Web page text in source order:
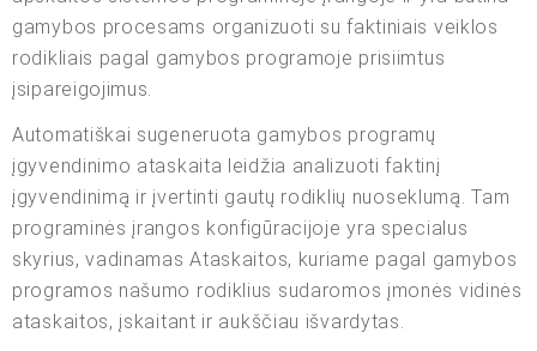
gamybos procesams organizuoti su faktiniais veiklos
rodikliais pagal gamybos programoje prisiimtus
įsipareigojimus.
Automatiškai sugeneruota gamybos programų
įgyvendinimo ataskaita leidžia analizuoti faktinį
įgyvendinimą ir įvertinti gautų rodiklių nuoseklumą. Tam
programinės įrangos konfigūracijoje yra specialus
skyrius, vadinamas Ataskaitos, kuriame pagal gamybos
programos našumo rodiklius sudaromos įmonės vidinės
ataskaitos, įskaitant ir aukščiau išvardytas.